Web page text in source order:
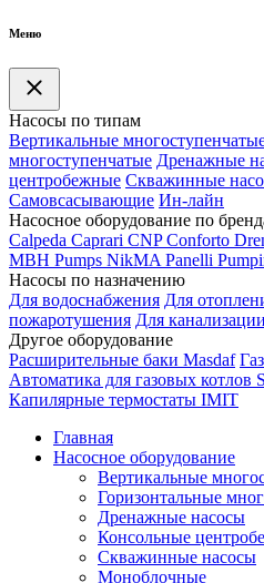
Меню
Насосы по типам
Вертикальные
многоступенчатые Дренажные
центробежные Скважинные
Самовсасывающие Ин-лайн
Насосное оборудование по
Calpeda Caprari CNP Conforto
MBH Pumps NikMA Panelli
Насосы по назначению
Для водоснабжения Для
пожаротушения Для
Другое оборудование
Расширительные баки Masdaf
Автоматика для газовых котлов
Капилярные термостаты IMIT
Главная
Насосное оборудование
Вертикальные
Горизонтальные
Дренажные насосы
Консольные
Скважинные насосы
Моноблочные